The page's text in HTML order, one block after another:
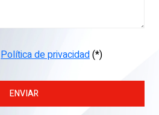
Política de privacidad(*)
ENVIAR